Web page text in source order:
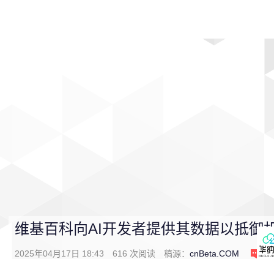
维基百科向AI开发者提供其数据以抵御
2025年04月17日 18:43 616 次阅读 稿源： cnBeta.COM 0